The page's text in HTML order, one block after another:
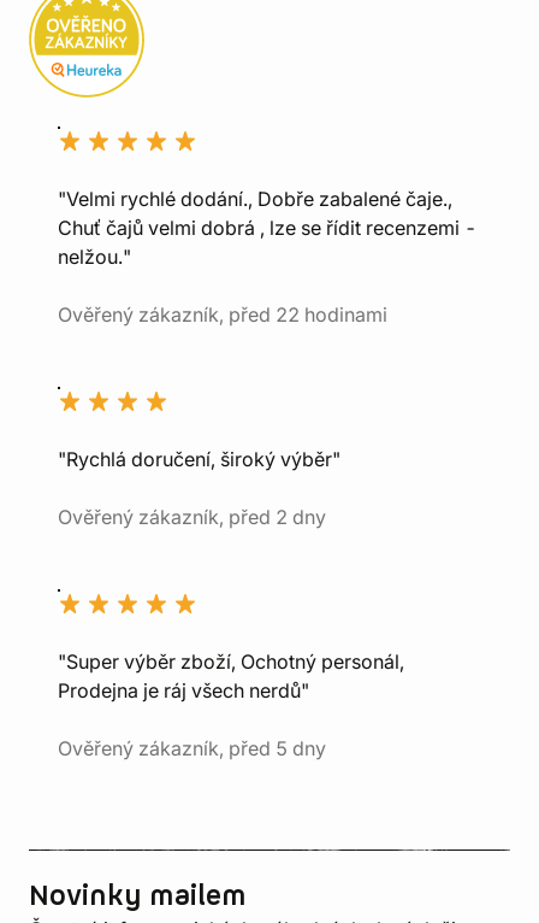
"Velmi rychlé dodání., Dobře zabalené čaje.,
Chuť čajů velmi dobrá , lze se řídit recenzemi -
nelžou."
Ověřený zákazník, před 22 hodinami
"Rychlá doručení, široký výběr"
Ověřený zákazník, před 2 dny
"Super výběr zboží, Ochotný personál,
Prodejna je ráj všech nerdů"
Ověřený zákazník, před 5 dny
Novinky mailem